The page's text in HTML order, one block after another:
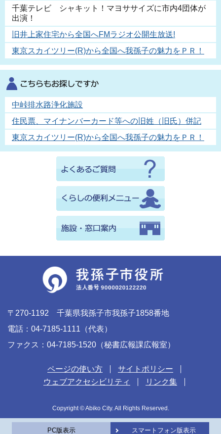
千葉テレビ シャキット！マヨササイズに市内4団体が
出演！
旧井上家住宅から全国へFMラジオ公開生放送!
東京スカイツリー(R)から全国へ我孫子の魅力をＰＲ！
中峠排水路浄化施設
住民票、マイナンバーカード等への旧姓（旧氏）併記
東京スカイツリー(R)から全国へ我孫子の魅力をＰＲ！
〒270-1192 千葉県我孫子市我孫子1858番地
電話：04-7185-1111（代表）
ファクス：04-7185-1520（秘書広報課広報室）
ページの使い方
サイトポリシー
ウェブアクセシビリティ
リンク集
Copyright © Abiko City. All Rights Reserved.
PC版表示 スマートフォン版表示